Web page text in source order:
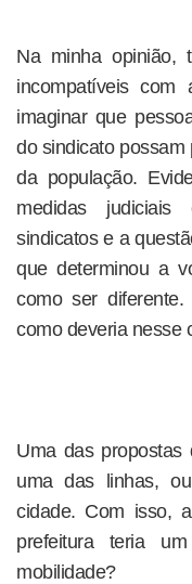
Na minha opinião,
incompatíveis com
imaginar que
do sindicato possam
da população.
medidas
sindicatos e a
que determinou a
como ser
como deveria nesse
Uma das
uma das linhas,
cidade. Com isso,
prefeitura teria
mobilidade?